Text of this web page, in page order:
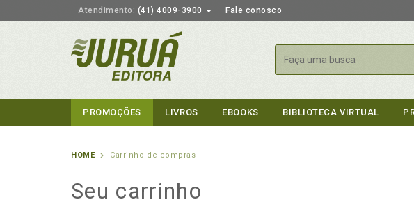
Atendimento: (41) 4009-3900 Fale conosco
Buscar
PROMOÇÕES LIVROS EBOOKS BIBLIOTECA VIRTUAL
HOME Carrinho de compras
Seu carrinho